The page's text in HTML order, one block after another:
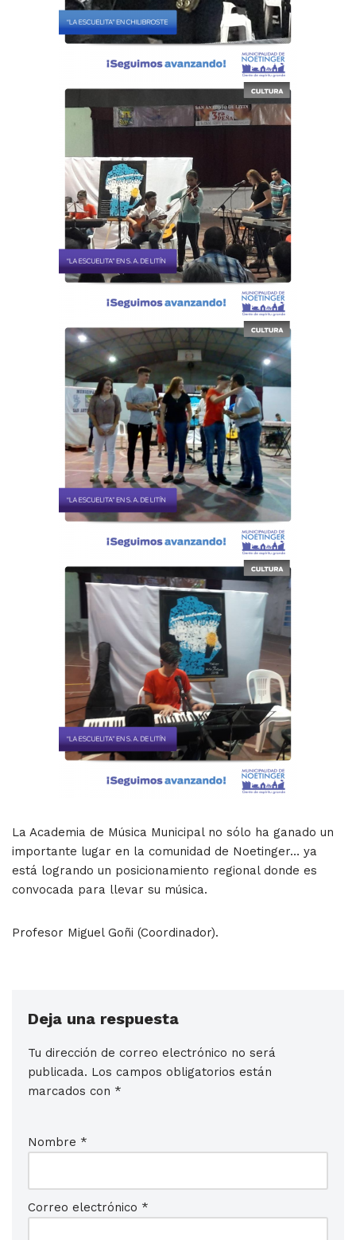
La Academia de Música Municipal no sólo ha ganado un
importante lugar en la comunidad de Noetinger… ya
está logrando un posicionamiento regional donde es
convocada para llevar su música.
Profesor Miguel Goñi (Coordinador).
Deja una respuesta
Tu dirección de correo electrónico no será
publicada. Los campos obligatorios están
marcados con *
Nombre *
Correo electrónico *